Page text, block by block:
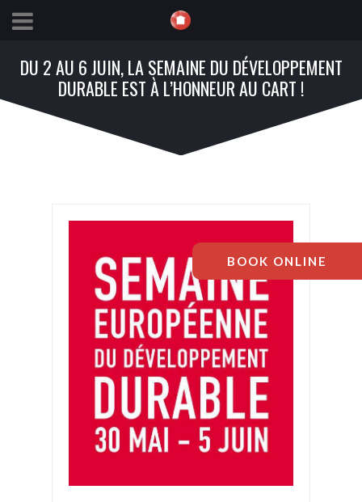
DU 2 AU 6 JUIN, LA SEMAINE DU DÉVELOPPEMENT
DURABLE EST À L’HONNEUR AU CART !
BOOK ONLINE